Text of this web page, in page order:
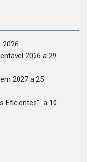
2026
2026 a 29
2027 a 25
Eficientes” a 10